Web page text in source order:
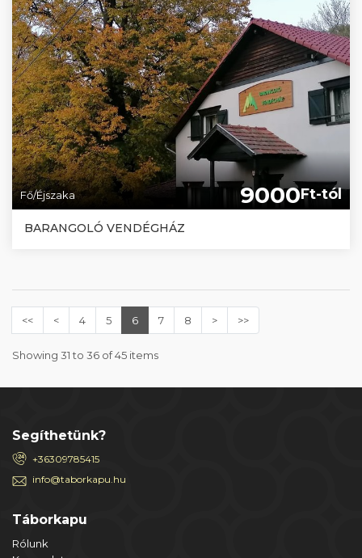
Fő/Éjszaka 9000Ft-tól
BARANGOLÓ VENDÉGHÁZ
<< < 4 5 6 7 8 > >>
Showing 31 to 36 of 45 items
Segíthetünk?
+36309785415
info@taborkapu.hu
Táborkapu
Rólunk